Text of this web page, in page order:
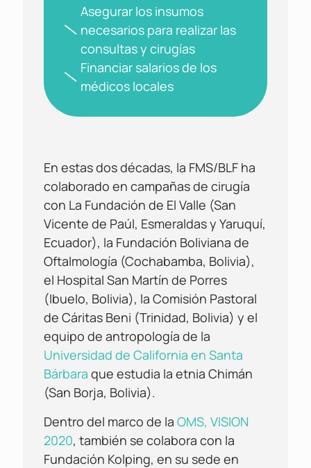
Asegurar los insumos
necesarios para realizar las
consultas y cirugías
Financiar salarios de los
médicos locales
En estas dos décadas, la FMS/BLF ha
colaborado en campañas de cirugía
con La Fundación de El Valle (San
Vicente de Paúl, Esmeraldas y Yaruquí,
Ecuador), la Fundación Boliviana de
Oftalmología (Cochabamba, Bolivia),
el Hospital San Martín de Porres
(Ibuelo, Bolivia), la Comisión Pastoral
de Cáritas Beni (Trinidad, Bolivia) y el
equipo de antropología de la
Universidad de California en Santa
Bárbara que estudia la etnia Chimán
(San Borja, Bolivia).
Dentro del marco de la OMS, VISION
2020, también se colabora con la
Fundación Kolping, en su sede en